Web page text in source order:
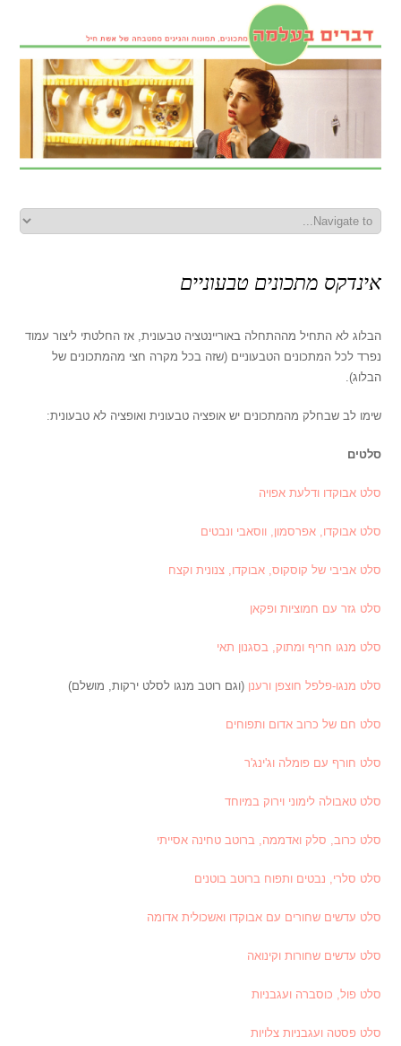
אינדקס מתכונים טבעוניים
הבלוג לא התחיל מההתחלה באוריינטציה טבעונית, אז החלטתי ליצור עמוד
נפרד לכל המתכונים הטבעוניים (שזה בכל מקרה חצי מהמתכונים של
הבלוג).
שימו לב שבחלק מהמתכונים יש אופציה טבעונית ואופציה לא טבעונית:
סלטים
סלט אבוקדו ודלעת אפויה
סלט אבוקדו, אפרסמון, ווסאבי ונבטים
סלט אביבי של קוסקוס, אבוקדו, צנונית וקצח
סלט גזר עם חמוציות ופקאן
סלט מנגו חריף ומתוק, בסגנון תאי
סלט מנגו-פלפל חוצפן ורענן (וגם רוטב מנגו לסלט ירקות, מושלם)
סלט חם של כרוב אדום ותפוחים
סלט חורף עם פומלה וג'ינג'ר
סלט טאבולה לימוני וירוק במיוחד
סלט כרוב, סלק ואדממה, ברוטב טחינה אסייתי
סלט סלרי, נבטים ותפוח ברוטב בוטנים
סלט עדשים שחורים עם אבוקדו ואשכולית אדומה
סלט עדשים שחורות וקינואה
סלט פול, כוסברה ועגבניות
סלט פסטה ועגבניות צלויות